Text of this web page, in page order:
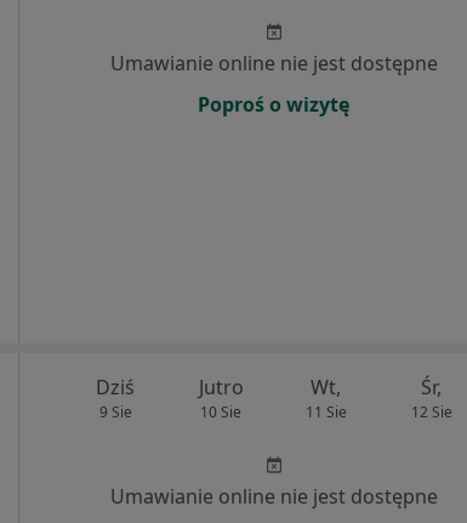
Umawianie online nie jest dostępne
Poproś o wizytę
Dziś
9 Sie
Jutro
10 Sie
Wt,
11 Sie
Śr,
12 Sie
Umawianie online nie jest dostępne